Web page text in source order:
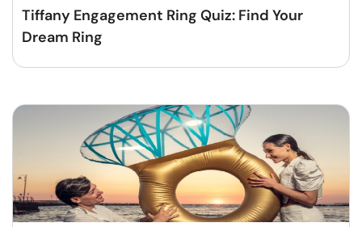
Tiffany Engagement Ring Quiz: Find Your
Dream Ring